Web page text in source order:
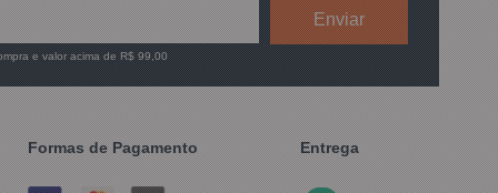
e valor acima de R$ 99,00
Formas de Pagamento Entrega